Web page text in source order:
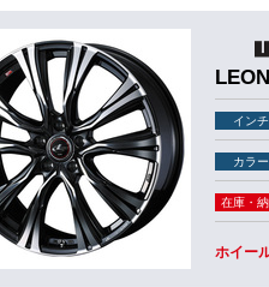
インチ
カラー
在庫・
ホイー